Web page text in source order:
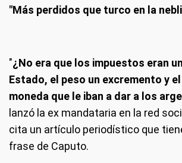
"Más perdidos que turco en la
"¿No era que los impuestos eran
Estado, el peso un excremento y
moneda que le iban a dar a los
lanzó la ex mandataria en la red
cita un artículo periodístico que
frase de Caputo.